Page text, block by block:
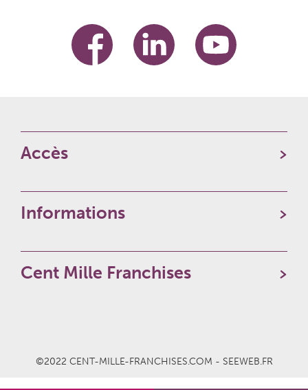
Accès
Informations
Cent Mille Franchises
©2022 CENT-MILLE-FRANCHISES.COM - SEEWEB.FR